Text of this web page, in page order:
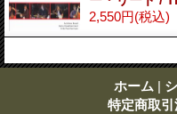
2,550円(税込)
ホーム |
特定商取